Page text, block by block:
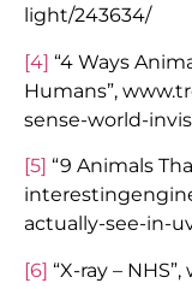
light/243634/
[4] “4 Ways
Humans”,
sense-world-
[5] “9 Animals
actually-see-in-
[6] “X-ray –